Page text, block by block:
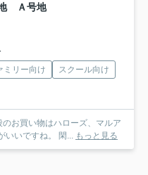
地 Ａ号地
ミリー向け
スクール向け
お買い物はハローズ、マルア
いいですね。 閑...
もっと見る